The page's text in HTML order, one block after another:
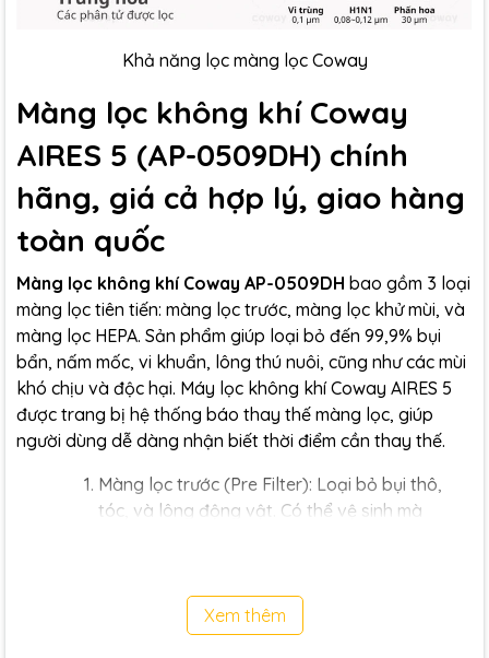
Khả năng lọc màng lọc Coway
Màng lọc không khí Coway
AIRES 5 (AP-0509DH) chính
hãng, giá cả hợp lý, giao hàng
toàn quốc
Màng lọc không khí Coway AP-0509DH bao gồm 3 loại
màng lọc tiên tiến: màng lọc trước, màng lọc khử mùi, và
màng lọc HEPA. Sản phẩm giúp loại bỏ đến 99,9% bụi
bẩn, nấm mốc, vi khuẩn, lông thú nuôi, cũng như các mùi
khó chịu và độc hại. Máy lọc không khí Coway AIRES 5
được trang bị hệ thống báo thay thế màng lọc, giúp
người dùng dễ dàng nhận biết thời điểm cần thay thế.
Màng lọc trước (Pre Filter): Loại bỏ bụi thô,
tóc, và lông động vật. Có thể vệ sinh mà
thất, và bụi... Thời gian thay thế: 12 tháng.
Màng lọc HEPA (HEPA Filter): Loại bỏ 99,99%
Xem thêm